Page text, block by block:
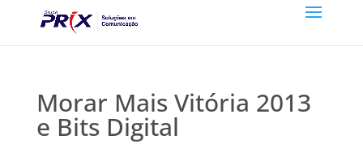
Morar Mais Vitória 2013
e Bits Digital